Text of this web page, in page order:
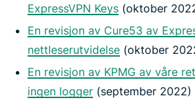
ExpressVPN Keys (oktober
En revisjon av Cure53 av
nettleserutvidelse (oktober
En revisjon av KPMG av våre
ingen logger (september 2022)